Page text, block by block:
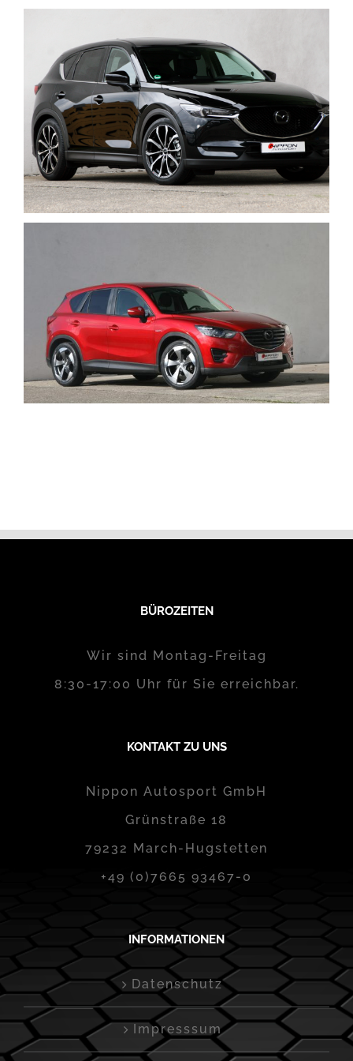
BÜROZEITEN
Wir sind Montag-Freitag
8:30-17:00 Uhr für Sie erreichbar.
KONTAKT ZU UNS
Nippon Autosport GmbH
Grünstraße 18
79232 March-Hugstetten
+49 (0)7665 93467-0
INFORMATIONEN
Datenschutz
Impresssum